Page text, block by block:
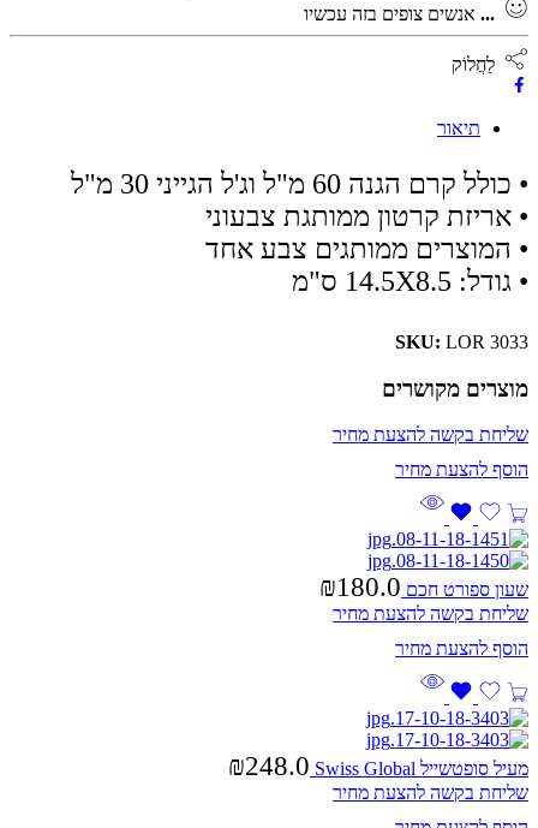
... אנשים צופים בזה עכשיו
לַחֲלוֹק
תיאור
• כולל קרם הגנה 60 מ"ל וג'ל הגייני 30 מ"ל
• אריזת קרטון ממותגת צבעוני
• המוצרים ממותגים צבע אחד
• גודל: 14.5X8.5 ס"מ
SKU: LOR 3033
מוצרים מקושרים
שליחת בקשה להצעת מחיר
שעון ספורט חכם ₪180.0
שליחת בקשה להצעת מחיר
מעיל סופטשייל Swiss Global ₪248.0
שליחת בקשה להצעת מחיר